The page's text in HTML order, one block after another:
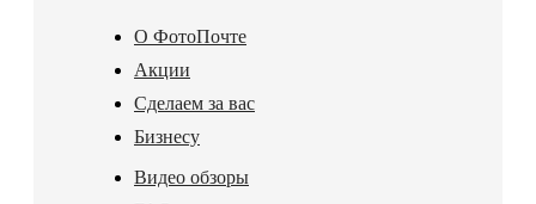
О ФотоПочте
Акции
Сделаем за вас
Бизнесу
Видео обзоры